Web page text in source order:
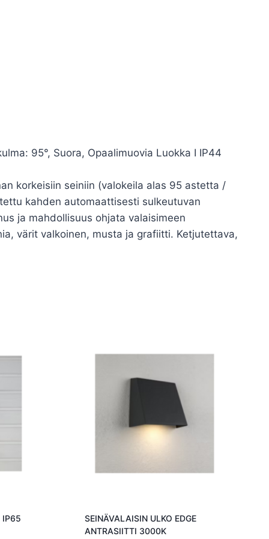
95°, Suora, Opaalimuovia Luokka I IP44
korkeisiin seiniin (valokeila alas 95 astetta /
kahden automaattisesti sulkeutuvan
ja mahdollisuus ohjata valaisimeen
värit valkoinen, musta ja grafiitti. Ketjutettava,
IP65
SEINÄVALAISIN ULKO EDGE
ANTRASIITTI 3000K